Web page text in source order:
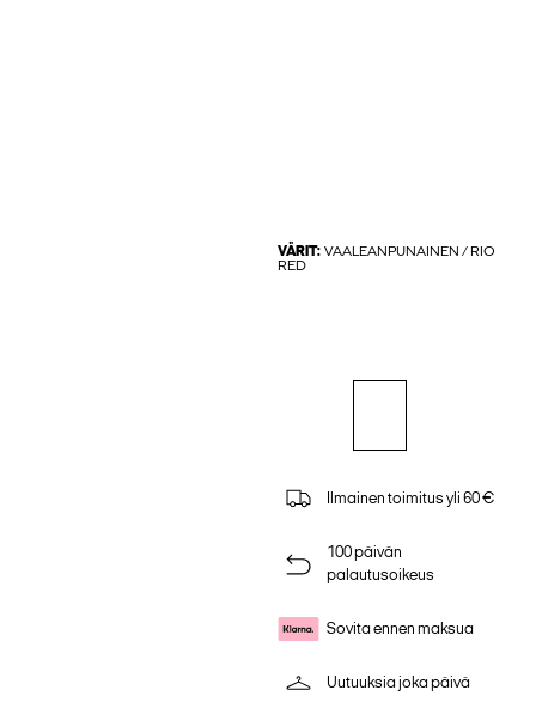
VÄRIT: VAALEANPUNAINEN / RIO
RED
Ilmainen toimitus yli 60 €
100 päivän
palautusoikeus
Sovita ennen maksua
Uutuuksia joka päivä